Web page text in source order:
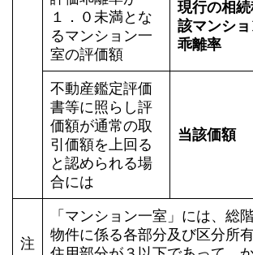
１．０未満とな
るマンション一
室の評価額
現行の相
該マンシ
乖離率
不動産鑑定評価
書等に照らし評
価額が通常の取
引価額を上回る
と認められる場
合には
当該価額
注
「マンション一室」には、総
物件に係る各部分及び区分所